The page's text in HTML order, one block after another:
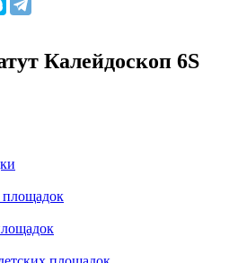
Калейдоскоп 6S
площадок